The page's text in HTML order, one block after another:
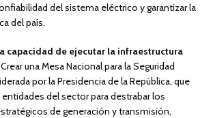
del sistema eléctrico y garantizar la
del país.
capacidad de ejecutar la infraestructura
Crear una Mesa Nacional para la Seguridad
por la Presidencia de la República, que
entidades del sector para destrabar los
de generación y transmisión,